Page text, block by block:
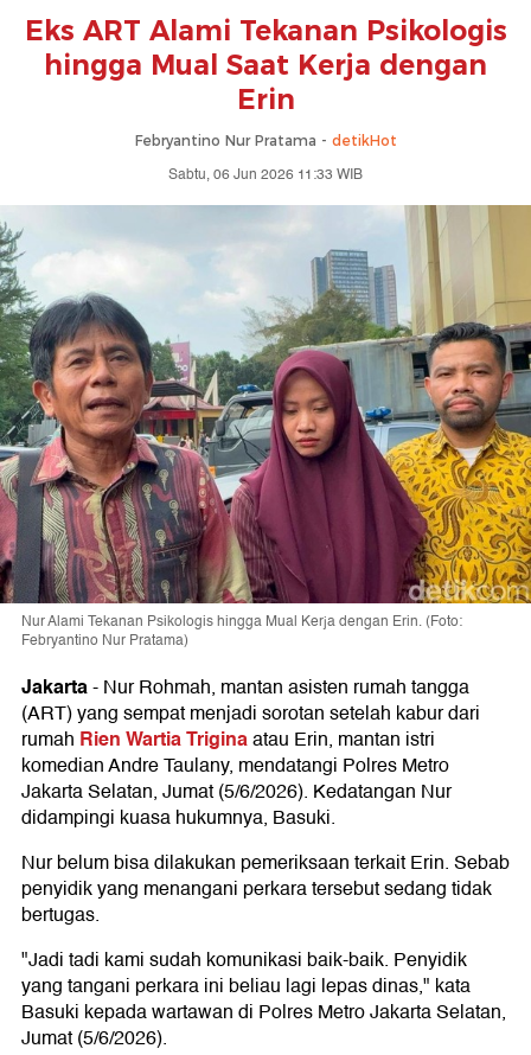
Eks ART Alami Tekanan Psikologis
hingga Mual Saat Kerja dengan
Erin
Febryantino Nur Pratama - detikHot
Sabtu, 06 Jun 2026 11:33 WIB
Nur Alami Tekanan Psikologis hingga Mual Kerja dengan Erin. (Foto:
Febryantino Nur Pratama)
Jakarta-Nur Rohmah, mantan asisten rumah tangga
(ART) yang sempat menjadi sorotan setelah kabur dari
rumah Rien Wartia Triginaatau Erin, mantan istri
komedian Andre Taulany, mendatangi Polres Metro
Jakarta Selatan, Jumat (5/6/2026). Kedatangan Nur
didampingi kuasa hukumnya, Basuki.
Nur belum bisa dilakukan pemeriksaan terkait Erin. Sebab
penyidik yang menangani perkara tersebut sedang tidak
bertugas.
"Jadi tadi kami sudah komunikasi baik-baik. Penyidik
yang tangani perkara ini beliau lagi lepas dinas," kata
Basuki kepada wartawan di Polres Metro Jakarta Selatan,
Jumat (5/6/2026).